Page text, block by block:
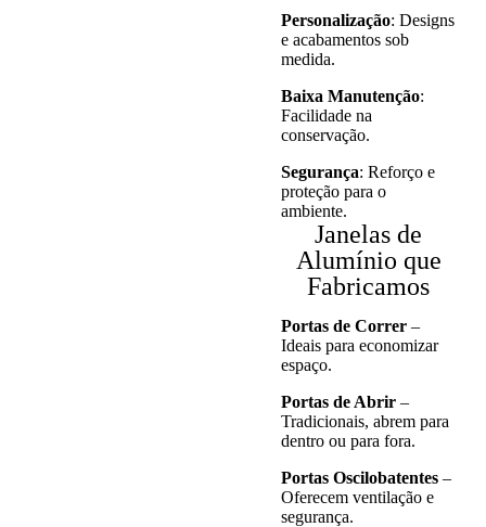
Personalização: Designs
e acabamentos sob
medida.
Baixa Manutenção:
Facilidade na
conservação.
Segurança: Reforço e
proteção para o
ambiente.
Janelas de
Alumínio que
Fabricamos
Portas de Correr –
Ideais para economizar
espaço.
Portas de Abrir –
Tradicionais, abrem para
dentro ou para fora.
Portas Oscilobatentes –
Oferecem ventilação e
segurança.